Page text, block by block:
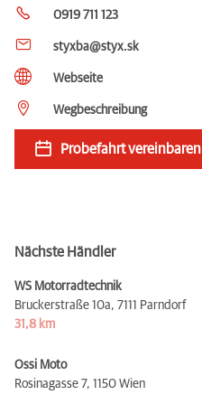
0919 711 123
styxba@styx.sk
Webseite
Wegbeschreibung
Probefahrt vereinbaren
Nächste Händler
WS Motorradtechnik
Bruckerstraße 10a, 7111 Parndorf
31,8 km
Ossi Moto
Rosinagasse 7, 1150 Wien